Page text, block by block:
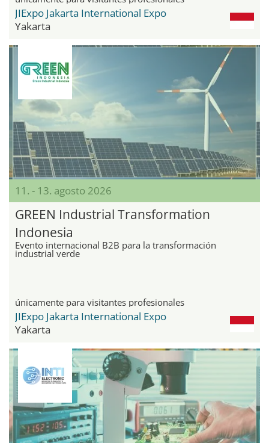
JIExpo Jakarta International Expo
Yakarta
11. - 13. agosto 2026
GREEN Industrial Transformation
Indonesia
Evento internacional B2B para la transformación
industrial verde
únicamente para visitantes profesionales
JIExpo Jakarta International Expo
Yakarta